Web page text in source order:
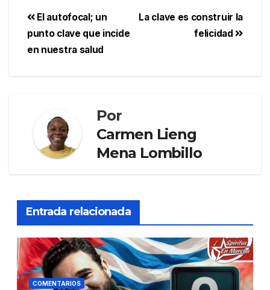
La clave es construir la
felicidad
El autofocal; un
punto clave que incide
en nuestra salud
Por
Carmen Lieng
Mena Lombillo
Entrada relacionada
COMENTARIOS